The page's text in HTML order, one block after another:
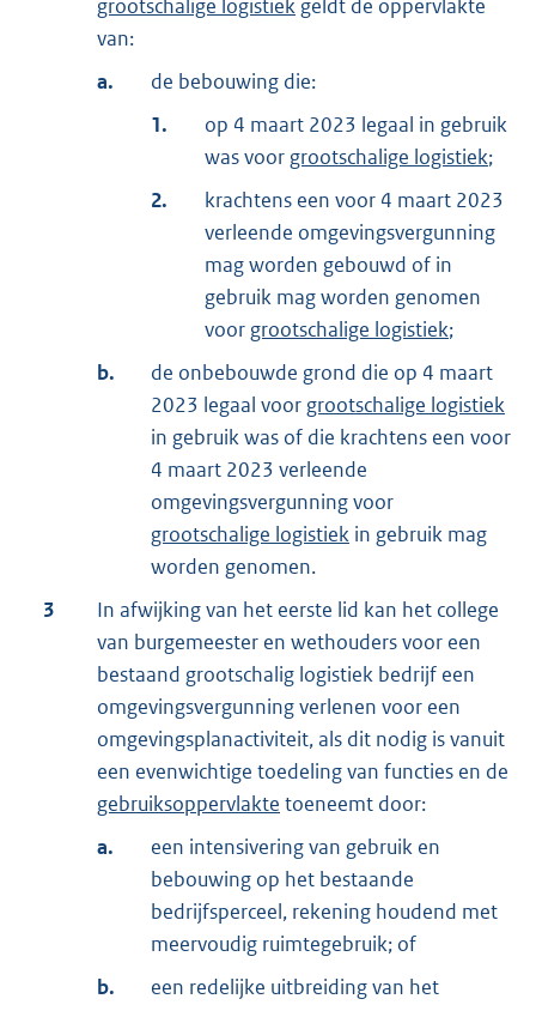
grootschalige logistiek geldt de oppervlakte
van:
a.
de bebouwing die:
1.
op 4 maart 2023 legaal in gebruik
was voor grootschalige logistiek;
2.
krachtens een voor 4 maart 2023
verleende omgevingsvergunning
mag worden gebouwd of in
gebruik mag worden genomen
voor grootschalige logistiek;
b.
de onbebouwde grond die op 4 maart
2023 legaal voor grootschalige logistiek
in gebruik was of die krachtens een voor
4 maart 2023 verleende
omgevingsvergunning voor
grootschalige logistiek in gebruik mag
worden genomen.
3
In afwijking van het eerste lid kan het college
van burgemeester en wethouders voor een
bestaand grootschalig logistiek bedrijf een
omgevingsvergunning verlenen voor een
omgevingsplanactiviteit, als dit nodig is vanuit
een evenwichtige toedeling van functies en de
gebruiksoppervlakte toeneemt door:
a.
een intensivering van gebruik en
bebouwing op het bestaande
bedrijfsperceel, rekening houdend met
meervoudig ruimtegebruik; of
b.
een redelijke uitbreiding van het